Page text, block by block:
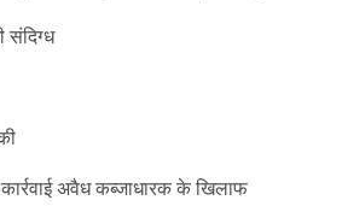
संदिग्ध
कार्रवाई अवैध कब्जाधारक के खिलाफ